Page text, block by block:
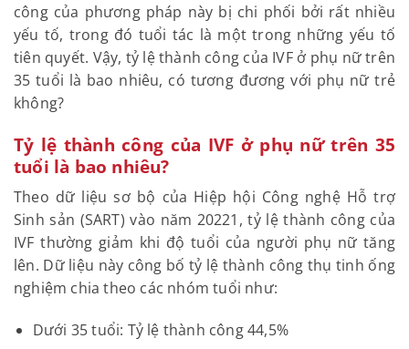
công của phương pháp này bị chi phối bởi rất nhiều
yếu tố, trong đó tuổi tác là một trong những yếu tố
tiên quyết. Vậy, tỷ lệ thành công của IVF ở phụ nữ trên
35 tuổi là bao nhiêu, có tương đương với phụ nữ trẻ
không?
Tỷ lệ thành công của IVF ở phụ nữ trên 35
tuổi là bao nhiêu?
Theo dữ liệu sơ bộ của Hiệp hội Công nghệ Hỗ trợ
Sinh sản (SART) vào năm 20221, tỷ lệ thành công của
IVF thường giảm khi độ tuổi của người phụ nữ tăng
lên. Dữ liệu này công bố tỷ lệ thành công thụ tinh ống
nghiệm chia theo các nhóm tuổi như:
Dưới 35 tuổi: Tỷ lệ thành công 44,5%